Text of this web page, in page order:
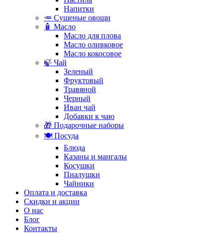
Напитки
🥕 Сушеные овощи
🧴 Масло
Масло для плова
Масло оливковое
Масло кокосовое
🍃 Чай
Зеленый
Фруктовый
Травяной
Черный
Иван чай
Добавки к чаю
🎁 Подарочные наборы
🍽️ Посуда
Блюда
Казаны и мангалы
Косушки
Пиалушки
Чайники
Оплата и доставка
Скидки и акции
О нас
Блог
Контакты